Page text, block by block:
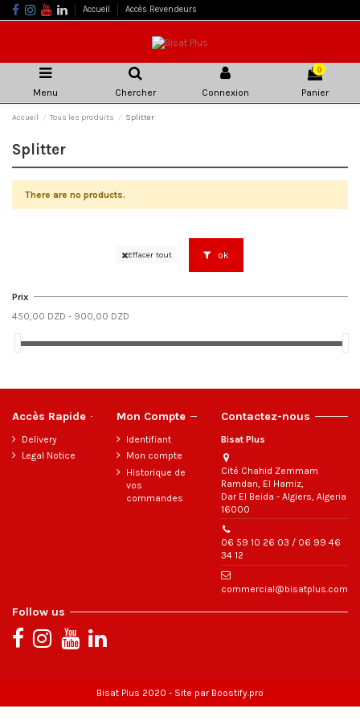
Accueil Accès Revendeurs
Menu Chercher Connexion
0
Panier
Accueil Tous les produits Splitter
Splitter
There are no products.
Effacer tout ok
Prix
450,00 DZD - 900,00 DZD
Accès Rapide
Delivery
Legal Notice
Mon Compte
Identifiant
Mon compte
Historique de
vos
commandes
Contactez-nous
Bisat Plus
Cité Chahid Zemmam
Ramdan, El Hamiz,
Dar El Beida - Algiers, Algeria
16000
06 59 10 26 03 / 06 99 46
34 12
commercial@bisatplus.com
Follow us
Bisat Plus 2020 - Site par Boostify.pro